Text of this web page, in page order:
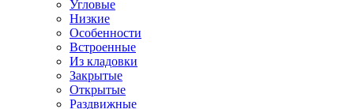
Угловые
Низкие
Особенности
Встроенные
Из кладовки
Закрытые
Открытые
Раздвижные